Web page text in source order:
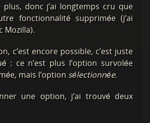
donc j’ai longtemps cru que
fonctionnalité supprimée (j’ai
Mozilla).
c’est encore possible, c’est juste
: ce n’est plus l’option survolée
mais l’option sélectionnée.
une option, j’ai trouvé deux